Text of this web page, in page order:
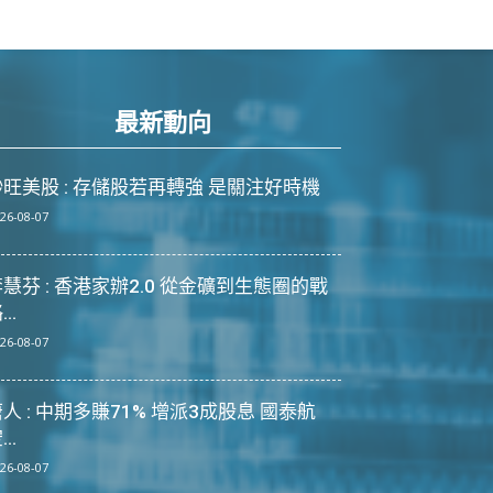
最新動向
美股 : 存儲股若再轉強 是關注好時機
08-07
芬 : 香港家辦2.0 從金礦到生態圈的戰
08-07
: 中期多賺71% 增派3成股息 國泰航
08-07